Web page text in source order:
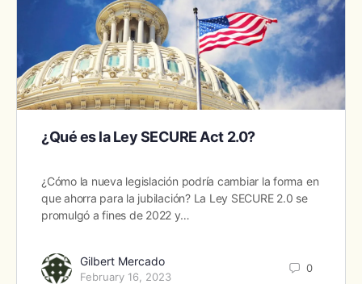
¿Qué es la Ley SECURE Act 2.0?
¿Cómo la nueva legislación podría cambiar la forma en
que ahorra para la jubilación? La Ley SECURE 2.0 se
promulgó a fines de 2022 y…
Gilbert Mercado
February 16, 2023
0